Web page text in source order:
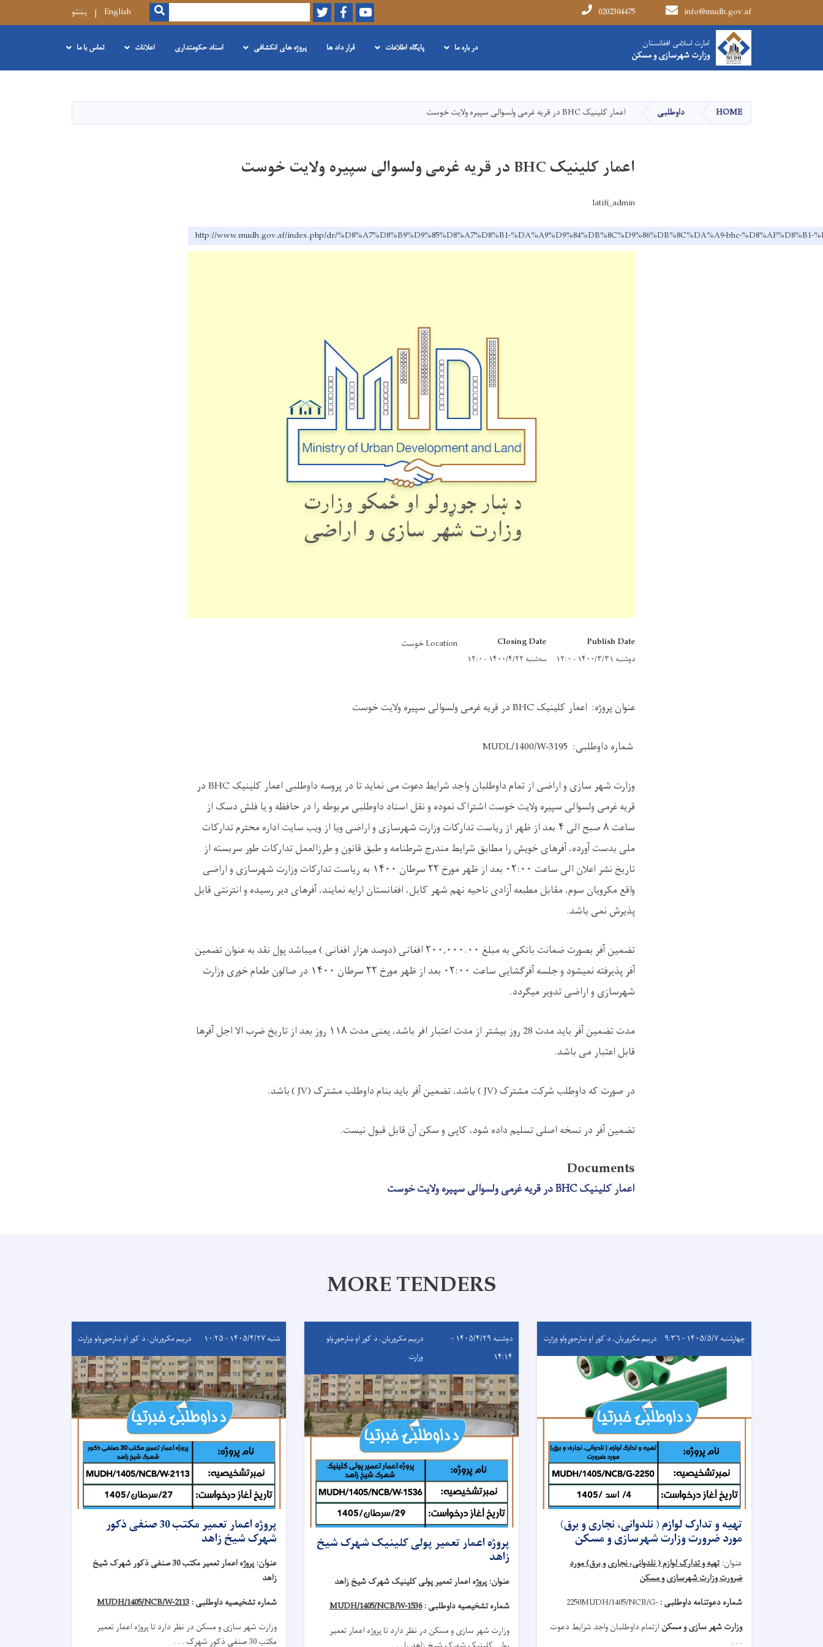
content
امارت اسلامی افغانستان
وزارت شهرسازی و مسکن
info@mudh.gov.af
0202304475
Youtube
Facebook
Twitter
Search
SEARCH
English پښتو
Main navigation
امارت اسلامی افغانستان
وزارت شهرسازی و مسکن در باره ما پایگاه اطلاعات قرار داد ها پروژه های انکشافی اسناد حکومتداری اعلانات تماس با ما
HOME داوطلبی اعمار کلینیک BHC در قریه غرمی ولسوالی سپیره ولایت خوست
اعمار کلینیک BHC در قریه غرمی ولسوالی سپیره ولایت خوست
latifi_admin
http://www.mudh.gov.af/index.php/dr/%D8%A7%D8%B9%D9%85%D8%A7%D8%B1-%DA%A9%D9%84%DB%8C%D9%86%DB%8C%DA%A9-bhc-
Publish Date
دوشنبه ۱۴۰۰/۳/۳۱ - ۱۲:۰
Closing Date
سه‌شنبه ۱۴۰۰/۴/۲۲ - ۱۲:۰
Location خوست
عنوان پروژه: اعمار کلینیکBHCدر قریه غرمی ولسوالی سپیره ولایت خوست
شماره داوطلبی: MUDL/1400/W-3195
وزارت شهر سازی و اراضی از تمام داوطلبان واجد شرایط دعوت می نماید تا در پروسه داوطلبی اعمار کلینیکBHCدر
قریه غرمی ولسوالی سپیره ولایت خوست اشتراک نموده و نقل اسناد داوطلبی مربوطه را در حافظه و یا فلش دسک از
ساعت ۸ صبح الی ۴ بعد از ظهر از ریاست تدارکات وزارت شهرسازی و اراضی ویا از ویب سایت اداره محترم تدارکات
ملی بدست آورده، آفرهای خویش را مطابق شرایط مندرج شرطنامه و طبق قانون و طرزالعمل تدارکات طور سربسته از
تاریخ نشر اعلان الی ساعت ۰۲:۰۰ بعد از ظهر مورخ ۲۲ سرطان ۱۴۰۰ به ریاست تدارکات وزارت شهرسازی و اراضی
واقع مکرویان سوم، مقابل مطبعه آزادی ناحیه نهم شهر کابل، افغانستان ارایه نمایند، آفرهای دیر رسیده و انترنتی قابل
پذیرش نمی باشد.
تضمین آفر بصورت ضمانت بانکی به مبلغ ۲۰۰,۰۰۰.۰۰ افغانی (دوصد هزار افغانی ) میباشد پول نقد به عنوان تضمین
آفر پذیرفته نمیشود و جلسه آفرگشایی ساعت ۰۲:۰۰ بعد از ظهر مورخ ۲۲ سرطان ۱۴۰۰ در صالون طعام خوری وزارت
شهرسازی و اراضی تدویر میگردد.
مدت تضمین آفر باید مدت 28 روز بیشتر از مدت اعتبار افر باشد، یعنی مدت ۱۱۸ روز بعد از تاریخ ضرب الا اجل آفرها
قابل اعتبار می باشد.
در صورت که داوطلب شرکت مشترک ( JV)باشد، تضمین آفر باید بنام داوطلب مشترک ( JV)باشد.
تضمین آفر در نسخه اصلی تسلیم داده شود، کاپی و سکن آن قابل قبول نیست.
Documents
اعمار کلینیک BHC در قریه غرمی ولسوالی سپیره ولایت خوست
MORE TENDERS
چهارشنبه ۱۴۰۵/۵/۷ - ۹:۳۶ درېيم مکروریان، د کور او ښارجوړولو وزارت
تهیه و تدارک لوازم ( نلدوانی، نجاری و برق)
مورد ضرورت وزارت شهرسازی و مسکن
عنوان:تهیه و تدارک لوازم ( نلدوانی، نجاری و برق) مورد
ضرورت وزارت شهرسازی و مسکن
شماره دعوتنامه داوطلبی : MUDH/1405/NCB/G-
2250
وزارت شهر سازی و مسکن ازتمام داوطلبان واجد شرایط دعوت
. . .
دوشنبه ۱۴۰۵/۴/۲۹ -
۱۴:۱۴
درېيم مکروریان، د کور او ښارجوړولو
وزارت
پروژه اعمار تعمیر پولی کلینیک شهرک شیخ
زاهد
عنوان: پروژه اعمار تعمیر پولی کلینیک شهرک شیخ زاهد
شماره تشخیصیه داوطلبی :MUDH/1405/NCB/W-1536
وزارت شهر سازی و مسکن در نظر دارد تاپروژه اعمار تعمیر
شنبه ۱۴۰۵/۴/۲۷ - ۱۰:۲۵ درېيم مکروریان، د کور او ښارجوړولو وزارت
پروژه اعمار تعمیر مکتب 30 صنفی ذکور
شهرک شیخ زاهد
عنوان:
پروژه اعمار تعمیر مکتب 30 صنفی ذکور شهرک شیخ
زاهد
شماره تشخیصیه داوطلبی : MUDH/1405/NCB/W-2113
وزارت شهر سازی و مسکن در نظر دارد تاپروژه اعمار تعمیر
مکتب 30 صنفی ذکور شهرک . . .